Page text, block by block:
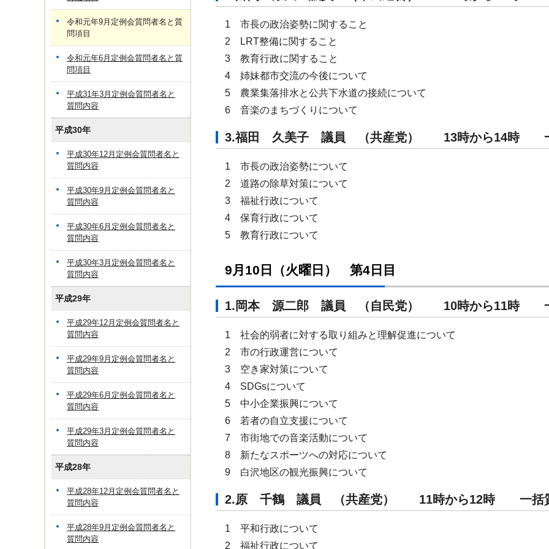
1 市長の政治姿勢に関すること
2 LRT整備に関すること
3 教育行政に関すること
4 姉妹都市交流の今後について
5 農業集落排水と公共下水道の接続について
6 音楽のまちづくりについて
3.福田 久美子 議員 （共産党） 13時から14時
1 市長の政治姿勢について
2 道路の除草対策について
3 福祉行政について
4 保育行政について
5 教育行政について
9月10日（火曜日） 第4日目
1.岡本 源二郎 議員 （自民党） 10時から11時
1 社会的弱者に対する取り組みと理解促進について
2 市の行政運営について
3 空き家対策について
4 SDGsについて
5 中小企業振興について
6 若者の自立支援について
7 市街地での音楽活動について
8 新たなスポーツへの対応について
9 白沢地区の観光振興について
2.原 千鶴 議員 （共産党） 11時から12時 一
1 平和行政について
2 福祉行政について
令和元年9月定例会質問者名と質
問項目
令和元年6月定例会質問者名と質
問項目
平成31年3月定例会質問者名と
質問内容
平成30年
平成30年12月定例会質問者名と
質問内容
平成30年9月定例会質問者名と
質問内容
平成30年6月定例会質問者名と
質問内容
平成30年3月定例会質問者名と
質問内容
平成29年
平成29年12月定例会質問者名と
質問内容
平成29年9月定例会質問者名と
質問内容
平成29年6月定例会質問者名と
質問内容
平成29年3月定例会質問者名と
質問内容
平成28年
平成28年12月定例会質問者名と
質問内容
平成28年9月定例会質問者名と
質問内容